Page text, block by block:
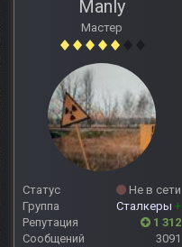
Manly
Мастер
Статус
Не в сети
Группа
Сталкеры +
Репутация
1 312
Сообщений
3091